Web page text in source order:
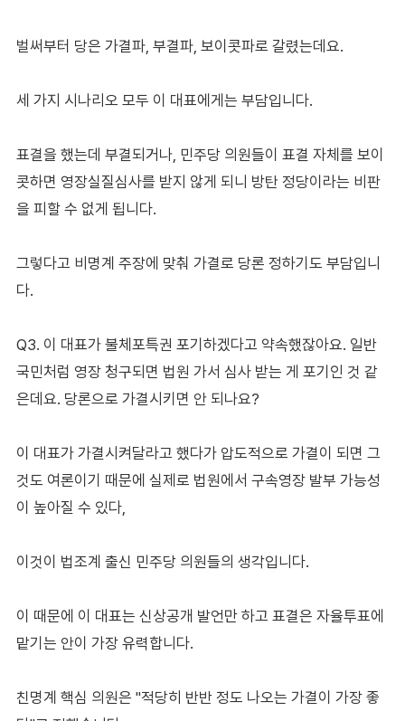
벌써부터 당은 가결파, 부결파, 보이콧파로 갈렸는데요.
세 가지 시나리오 모두 이 대표에게는 부담입니다.
표결을 했는데 부결되거나, 민주당 의원들이 표결 자체를 보이
콧하면 영장실질심사를 받지 않게 되니 방탄 정당이라는 비판
을 피할 수 없게 됩니다.
그렇다고 비명계 주장에 맞춰 가결로 당론 정하기도 부담입니
다.
Q3. 이 대표가 불체포특권 포기하겠다고 약속했잖아요. 일반
국민처럼 영장 청구되면 법원 가서 심사 받는 게 포기인 것 같
은데요. 당론으로 가결시키면 안 되나요?
이 대표가 가결시켜달라고 했다가 압도적으로 가결이 되면 그
것도 여론이기 때문에 실제로 법원에서 구속영장 발부 가능성
이 높아질 수 있다,
이것이 법조계 출신 민주당 의원들의 생각입니다.
이 때문에 이 대표는 신상공개 발언만 하고 표결은 자율투표에
맡기는 안이 가장 유력합니다.
친명계 핵심 의원은 "적당히 반반 정도 나오는 가결이 가장 좋